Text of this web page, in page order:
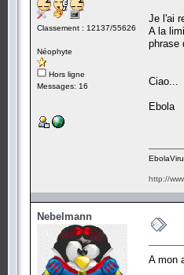
Classement : 12137/55626
Néophyte
Hors ligne
Messages: 16
Je l'ai
A la
phrase
Ciao...
Ebola
http://
Nebelmann
A mon